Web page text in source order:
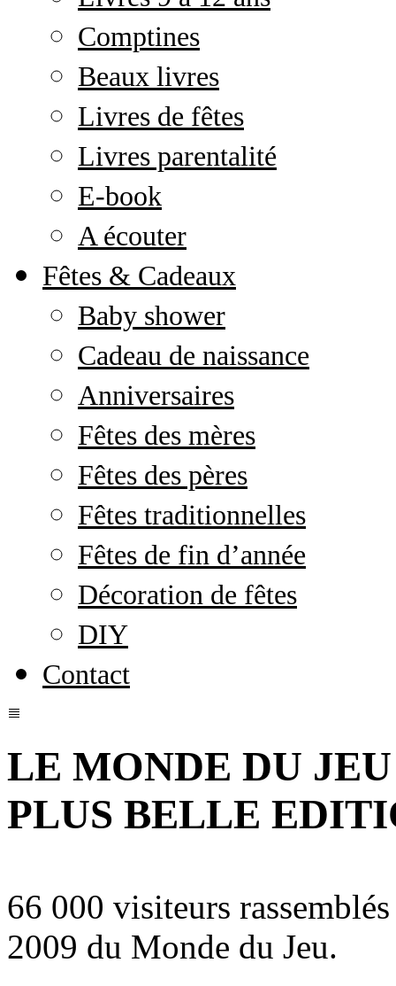
Comptines
Beaux livres
Livres de fêtes
Livres parentalité
E-book
A écouter
Fêtes & Cadeaux
Baby shower
Cadeau de naissance
Anniversaires
Fêtes des mères
Fêtes des pères
Fêtes traditionnelles
Fêtes de fin d’année
Décoration de fêtes
DIY
Contact
LE MONDE DU JEU
PLUS BELLE
66 000 visiteurs
2009 du Monde du Jeu.